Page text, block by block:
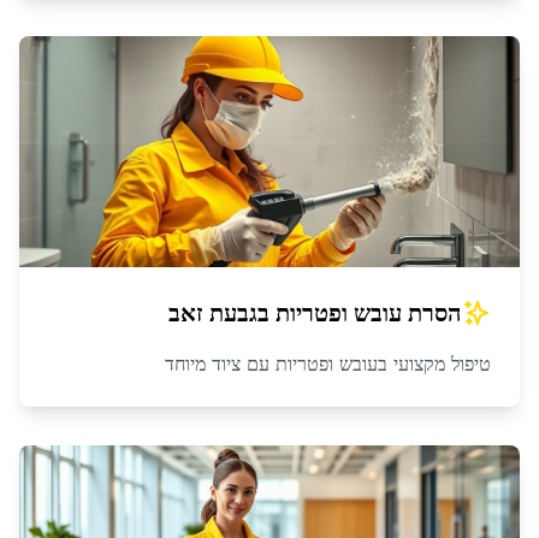
הסרת עובש ופטריות בגבעת זאב
טיפול מקצועי בעובש ופטריות עם ציוד מיוחד